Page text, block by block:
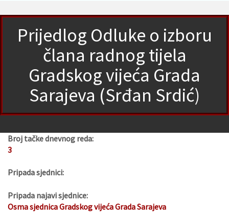
Prijedlog Odluke o izboru
člana radnog tijela
Gradskog vijeća Grada
Sarajeva (Srđan Srdić)
Broj tačke dnevnog reda:
3
Pripada sjednici:
Pripada najavi sjednice:
Osma sjednica Gradskog vijeća Grada Sarajeva